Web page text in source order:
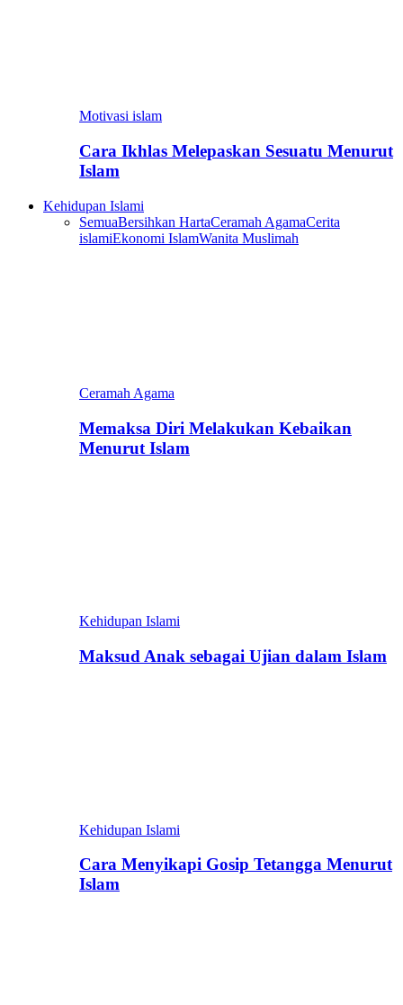
Motivasi islam
Cara Ikhlas Melepaskan Sesuatu Menurut
Islam
Kehidupan Islami
SemuaBersihkan HartaCeramah AgamaCerita
islamiEkonomi IslamWanita Muslimah
Ceramah Agama
Memaksa Diri Melakukan Kebaikan
Menurut Islam
Kehidupan Islami
Maksud Anak sebagai Ujian dalam Islam
Kehidupan Islami
Cara Menyikapi Gosip Tetangga Menurut
Islam